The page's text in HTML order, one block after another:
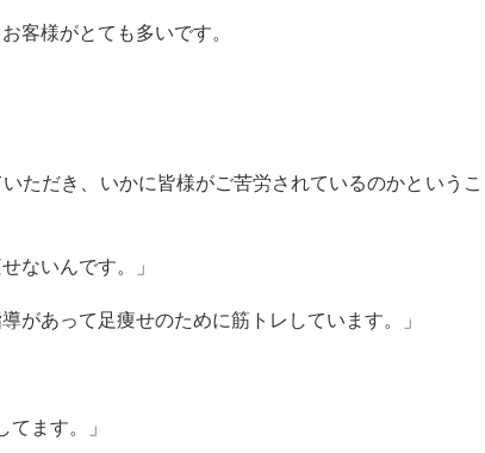
客様がとても多いです。
ただき、いかに皆様がご苦労されているのかという
ないんです。」
があって足痩せのために筋トレしています。」
てます。」